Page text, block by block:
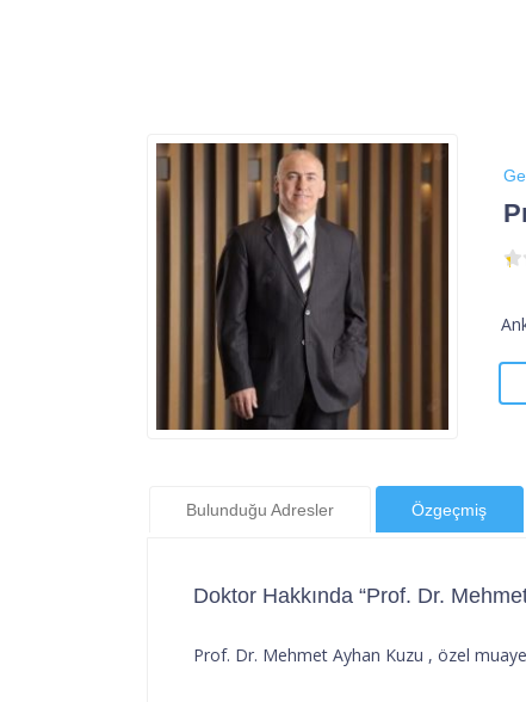
Bulunduğu Adresler Özgeçmiş
Doktor Hakkında “Prof. Dr.
Prof. Dr. Mehmet Ayhan Kuzu , özel